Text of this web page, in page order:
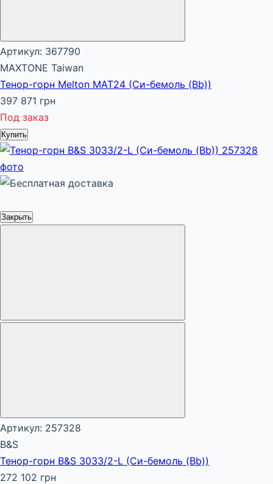
Артикул: 367790
MAXTONE Taiwan
Тенор-горн Melton MAT24 (Си-бемоль (Bb))
397 871 грн
Под заказ
Купить
Закрыть
Артикул: 257328
B&S
Тенор-горн B&S 3033/2-L (Си-бемоль (Bb))
272 102 грн